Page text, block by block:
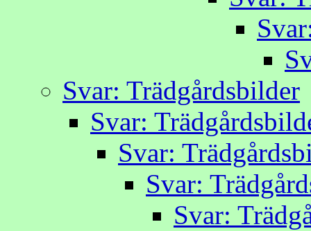
Svar: Trädgårdsbilder
Svar:
Svar:
Svar:
Svar: